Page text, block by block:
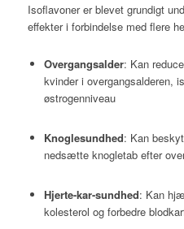
Isoflavoner er blevet grundigt
effekter i forbindelse med flere
Overgangsalder: Kan
kvinder i overgangsalderen,
østrogenniveau
Knoglesundhed: Kan
nedsætte knogletab efter
Hjerte-kar-sundhed: Kan
kolesterol og forbedre